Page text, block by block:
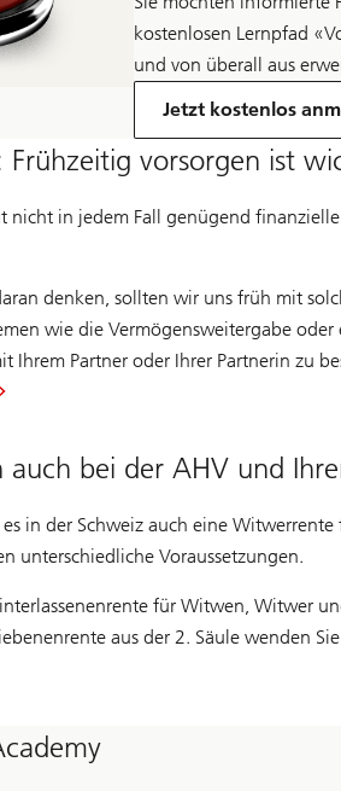
kostenlosen Lernpfad
und von überall aus
Jetzt kostenlos
vorsorgen ist
in jedem Fall genügend
denken, sollten wir uns früh mit
wie die Vermögensweitergabe
Ihrem Partner oder Ihrer Partnerin zu
bei der AHV und
in der Schweiz auch eine
unterschiedliche Voraussetzungen.
für Witwen, Witwer
aus der 2. Säule wenden